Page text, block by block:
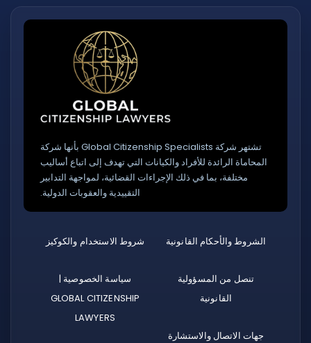
تشتهر شركة Global Citizenship Specialists بأنها شركة
المحاماة الرائدة للأفراد والكيانات التي تهدف إلى اتباع أساليب
مختلفة، بما في ذلك الإجراءات القضائية، لمواجهة التدابير
التقييدية والعقوبات الدولية.
شروط الاستخدام والكوكيز الشروط والأحكام القانونية
سياسة الخصوصية |
GLOBAL CITIZENSHIP
LAWYERS
تنصل من المسؤولية
القانونية
جهات الاتصال والاستشارة